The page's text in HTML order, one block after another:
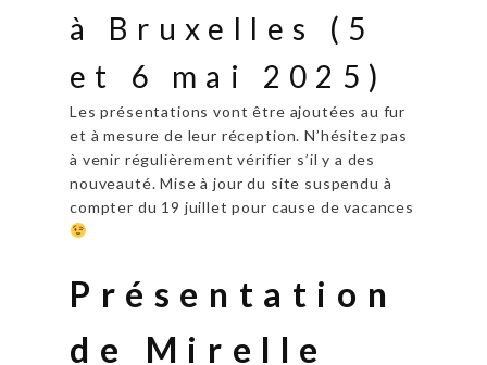
à Bruxelles (5
et 6 mai 2025)
Les présentations vont être ajoutées au fur
et à mesure de leur réception. N’hésitez pas
à venir régulièrement vérifier s’il y a des
nouveauté. Mise à jour du site suspendu à
compter du 19 juillet pour cause de vacances
Présentation
de Mirelle